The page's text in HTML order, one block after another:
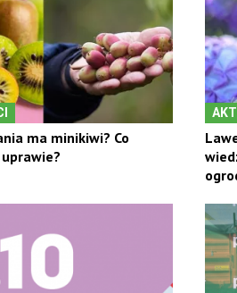
ma minikiwi? Co